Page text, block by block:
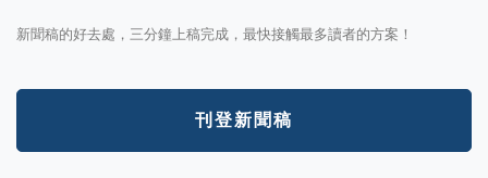
新聞稿的好去處，三分鐘上稿完成，最快接觸最多讀者的方案！
刊登新聞稿